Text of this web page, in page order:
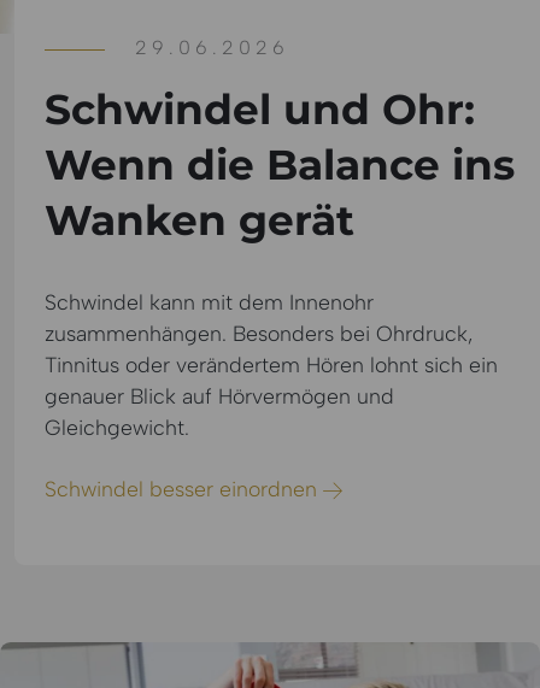
29.06.2026
Schwindel und Ohr:
Wenn die Balance ins
Wanken gerät
Schwindel kann mit dem Innenohr
zusammenhängen. Besonders bei Ohrdruck,
Tinnitus oder verändertem Hören lohnt sich ein
genauer Blick auf Hörvermögen und
Gleichgewicht.
Schwindel besser einordnen